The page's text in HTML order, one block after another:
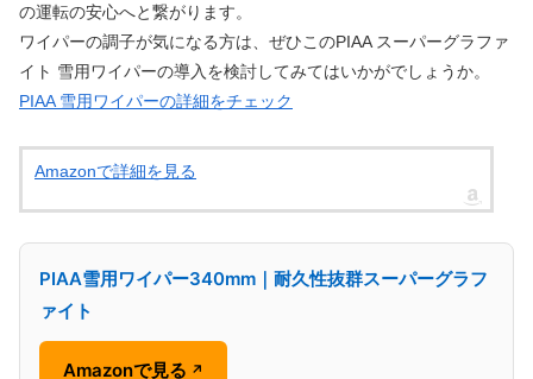
の運転の安心へと繋がります。
ワイパーの調子が気になる方は、ぜひこのPIAA スーパーグラファ
イト 雪用ワイパーの導入を検討してみてはいかがでしょうか。
PIAA 雪用ワイパーの詳細をチェック
Amazonで詳細を見る
PIAA雪用ワイパー340mm｜耐久性抜群スーパーグラフ
ァイト
Amazonで見る ↗